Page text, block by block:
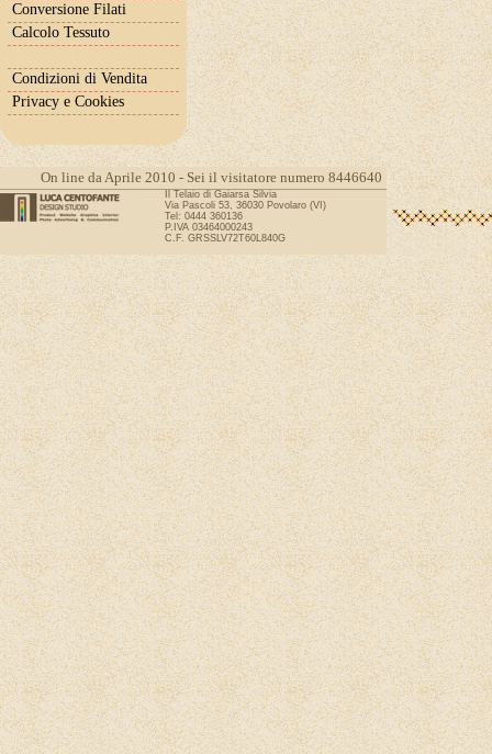
Conversione Filati
Calcolo Tessuto
Condizioni di Vendita
Privacy e Cookies
On line da Aprile 2010 - Sei il visitatore numero 8446640
Il Telaio di Gaiarsa Silvia
Via Pascoli 53, 36030 Povolaro (VI)
Tel: 0444 360136
P.IVA 03464000243
C.F. GRSSLV72T60L840G